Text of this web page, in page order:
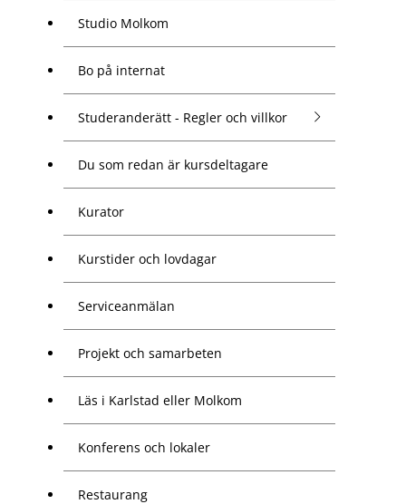
Studio Molkom
Bo på internat
Studeranderätt - Regler och villkor
Du som redan är kursdeltagare
Kurator
Kurstider och lovdagar
Serviceanmälan
Projekt och samarbeten
Läs i Karlstad eller Molkom
Konferens och lokaler
Restaurang